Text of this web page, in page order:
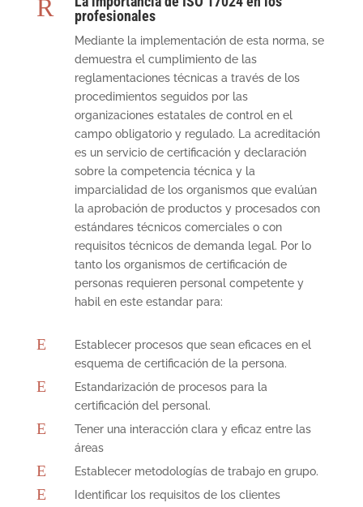
R
profesionales
Mediante la implementación de esta norma, se
demuestra el cumplimiento de las
reglamentaciones técnicas a través de los
procedimientos seguidos por las
organizaciones estatales de control en el
campo obligatorio y regulado. La acreditación
es un servicio de certificación y declaración
sobre la competencia técnica y la
imparcialidad de los organismos que evalúan
la aprobación de productos y procesados ​​con
estándares técnicos comerciales o con
requisitos técnicos de demanda legal. Por lo
tanto los organismos de certificación de
personas requieren personal competente y
habil en este estandar para:
E
Establecer procesos que sean eficaces en el
esquema de certificación de la persona.
E
Estandarización de procesos para la
certificación del personal.
E
Tener una interacción clara y eficaz entre las
áreas
E Establecer metodologías de trabajo en grupo.
E Identificar los requisitos de los clientes